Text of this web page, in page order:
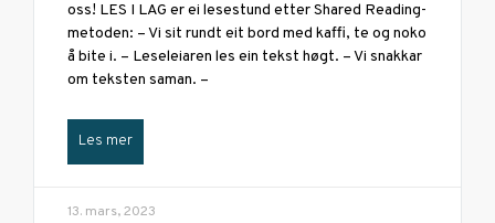
oss! LES I LAG er ei lesestund etter Shared Reading-
metoden: – Vi sit rundt eit bord med kaffi, te og noko
å bite i. – Leseleiaren les ein tekst høgt. – Vi snakkar
om teksten saman. –
Les mer
13. mars, 2023